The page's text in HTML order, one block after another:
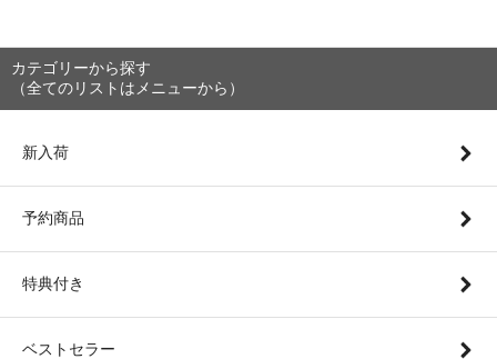
カテゴリーから探す
（全てのリストはメニューから）
新入荷
予約商品
特典付き
ベストセラー